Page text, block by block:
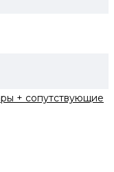
+ сопутствующие